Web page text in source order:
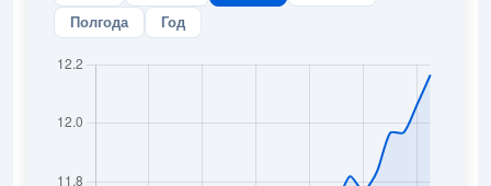
Полгода
Год